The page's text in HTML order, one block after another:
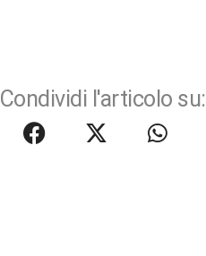
Condividi l'articolo su: